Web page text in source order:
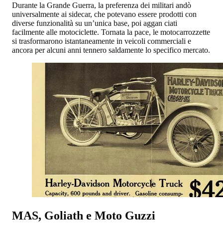
Durante la Grande Guerra, la preferenza dei militari andò
universalmente ai sidecar, che potevano essere prodotti con
diverse funzionalità su un’unica base, poi aggan ciati
facilmente alle motociclette. Tornata la pace, le motocarrozzette
si trasformarono istantaneamente in veicoli commerciali e
ancora per alcuni anni tennero saldamente lo specifico mercato.
MAS, Goliath e Moto Guzzi